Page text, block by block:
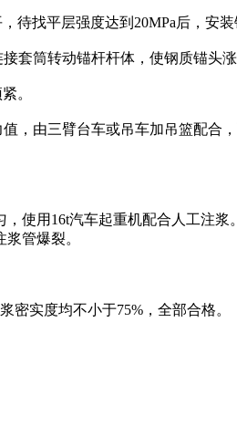
待找平层强度达到20MPa后，安装
套筒转动锚杆杆体，使钢质锚头
。
，由三臂台车或吊车加吊篮配合
使用16t汽车起重机配合人工注
管爆裂。
实度均不小于75%，全部合格。